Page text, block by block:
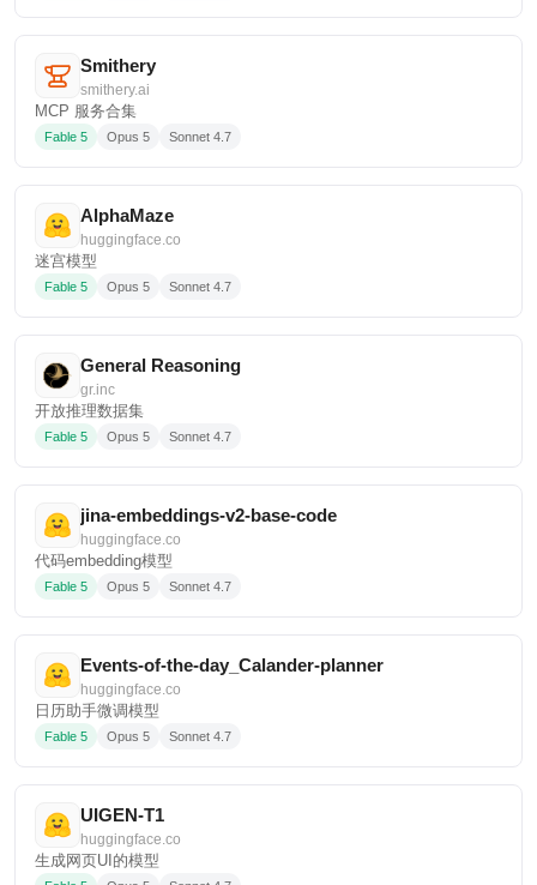
Smithery
smithery.ai
MCP 服务合集
Fable 5 Opus 5 Sonnet 4.7
AlphaMaze
huggingface.co
迷宫模型
Fable 5 Opus 5 Sonnet 4.7
General Reasoning
gr.inc
开放推理数据集
Fable 5 Opus 5 Sonnet 4.7
jina-embeddings-v2-base-code
huggingface.co
代码embedding模型
Fable 5 Opus 5 Sonnet 4.7
Events-of-the-day_Calander-planner
huggingface.co
日历助手微调模型
Fable 5 Opus 5 Sonnet 4.7
UIGEN-T1
huggingface.co
生成网页UI的模型